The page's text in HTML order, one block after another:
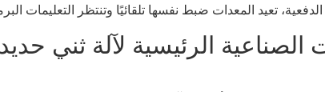
تعيد المعدات ضبط نفسها تلقائيًا وتنتظر التعليمات
الصناعية الرئيسية لآلة ثني